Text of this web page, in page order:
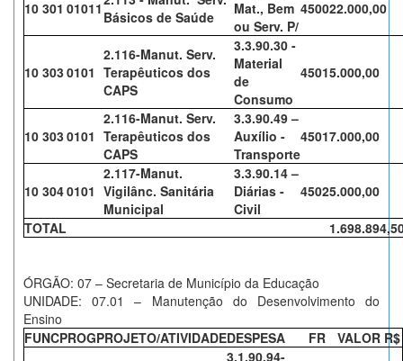
10 301 01011 Básicos de Saúde
Mat., Bem
ou Serv. P/
450022.000,00
10 3030101
2.116-Manut. Serv.
Terapêuticos dos
CAPS
3.3.90.30 -
Material
de
Consumo
45015.000,00
10 3030101
2.116-Manut. Serv.
Terapêuticos dos
CAPS
3.3.90.49 –
Auxílio -
Transporte
45017.000,00
10 3040101
2.117-Manut.
Vigilânc. Sanitária
Municipal
3.3.90.14 –
Diárias -
Civil
45025.000,00
TOTAL
ÓRGÃO: 07 – Secretaria de Município da Educação
UNIDADE: 07.01 – Manutenção do Desenvolvimento do
Ensino
FUNCPROGPROJETO/ATIVIDADEDESPESA FR
VALOR R$
3.1.90.94-